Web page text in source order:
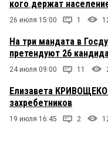
кого держат
26 июля 15:00 1
На три мандата в
претендуют 26
24 июля 09:00 11
Елизавета
захребетников
19 июля 16:45 2